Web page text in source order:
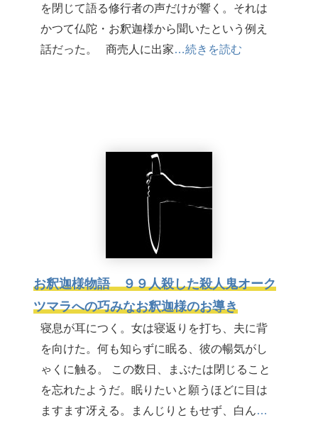
を閉じて語る修行者の声だけが響く。それは
かつて仏陀・お釈迦様から聞いたという例え
話だった。 商売人に出家…続きを読む
お釈迦様物語 ９９人殺した殺人鬼オーク
ツマラへの巧みなお釈迦様のお導き
寝息が耳につく。女は寝返りを打ち、夫に背
を向けた。何も知らずに眠る、彼の暢気がし
ゃくに触る。 この数日、まぶたは閉じること
を忘れたようだ。眠りたいと願うほどに目は
ますます冴える。まんじりともせず、白ん…